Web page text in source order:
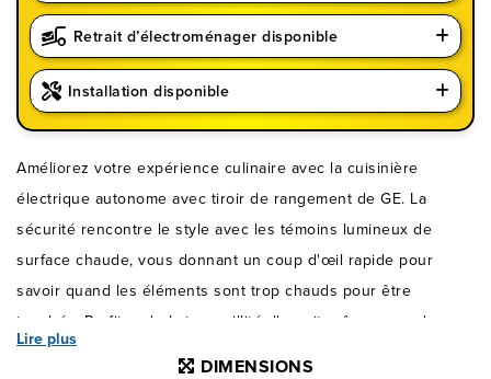
Retrait d’électroménager disponible
Installation disponible
Améliorez votre expérience culinaire avec la cuisinière
électrique autonome avec tiroir de rangement de GE. La
sécurité rencontre le style avec les témoins lumineux de
surface chaude, vous donnant un coup d'œil rapide pour
savoir quand les éléments sont trop chauds pour être
touchés. Profitez de la tranquillité d'esprit grâce au mode
sabbat certifié, qui permet à votre four de fonctionner jusqu'à
Lire plus
DIMENSIONS